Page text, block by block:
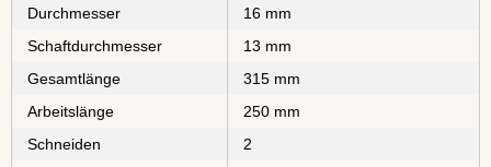
Durchmesser
16 mm
Schaftdurchmesser
13 mm
Gesamtlänge
315 mm
Arbeitslänge
250 mm
Schneiden
2